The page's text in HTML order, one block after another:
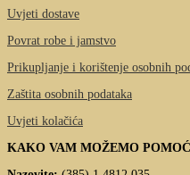
Uvjeti dostave
Povrat robe i jamstvo
Prikupljanje i korištenje osobnih
Zaštita osobnih podataka
Uvjeti kolačića
KAKO VAM MOŽEMO